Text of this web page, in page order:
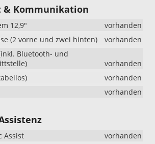
Kommunikation
12,9"
vorhanden
(2 vorne und zwei hinten)
vorhanden
Bluetooth- und
vorhanden
vorhanden
vorhanden
Assist
vorhanden